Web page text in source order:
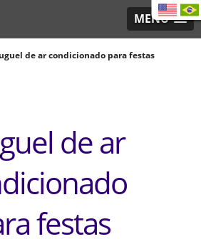
MENU
de ar condicionado para festas
de ar
festas